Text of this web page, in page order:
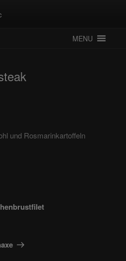
MENU
und Rosmarinkartoffeln